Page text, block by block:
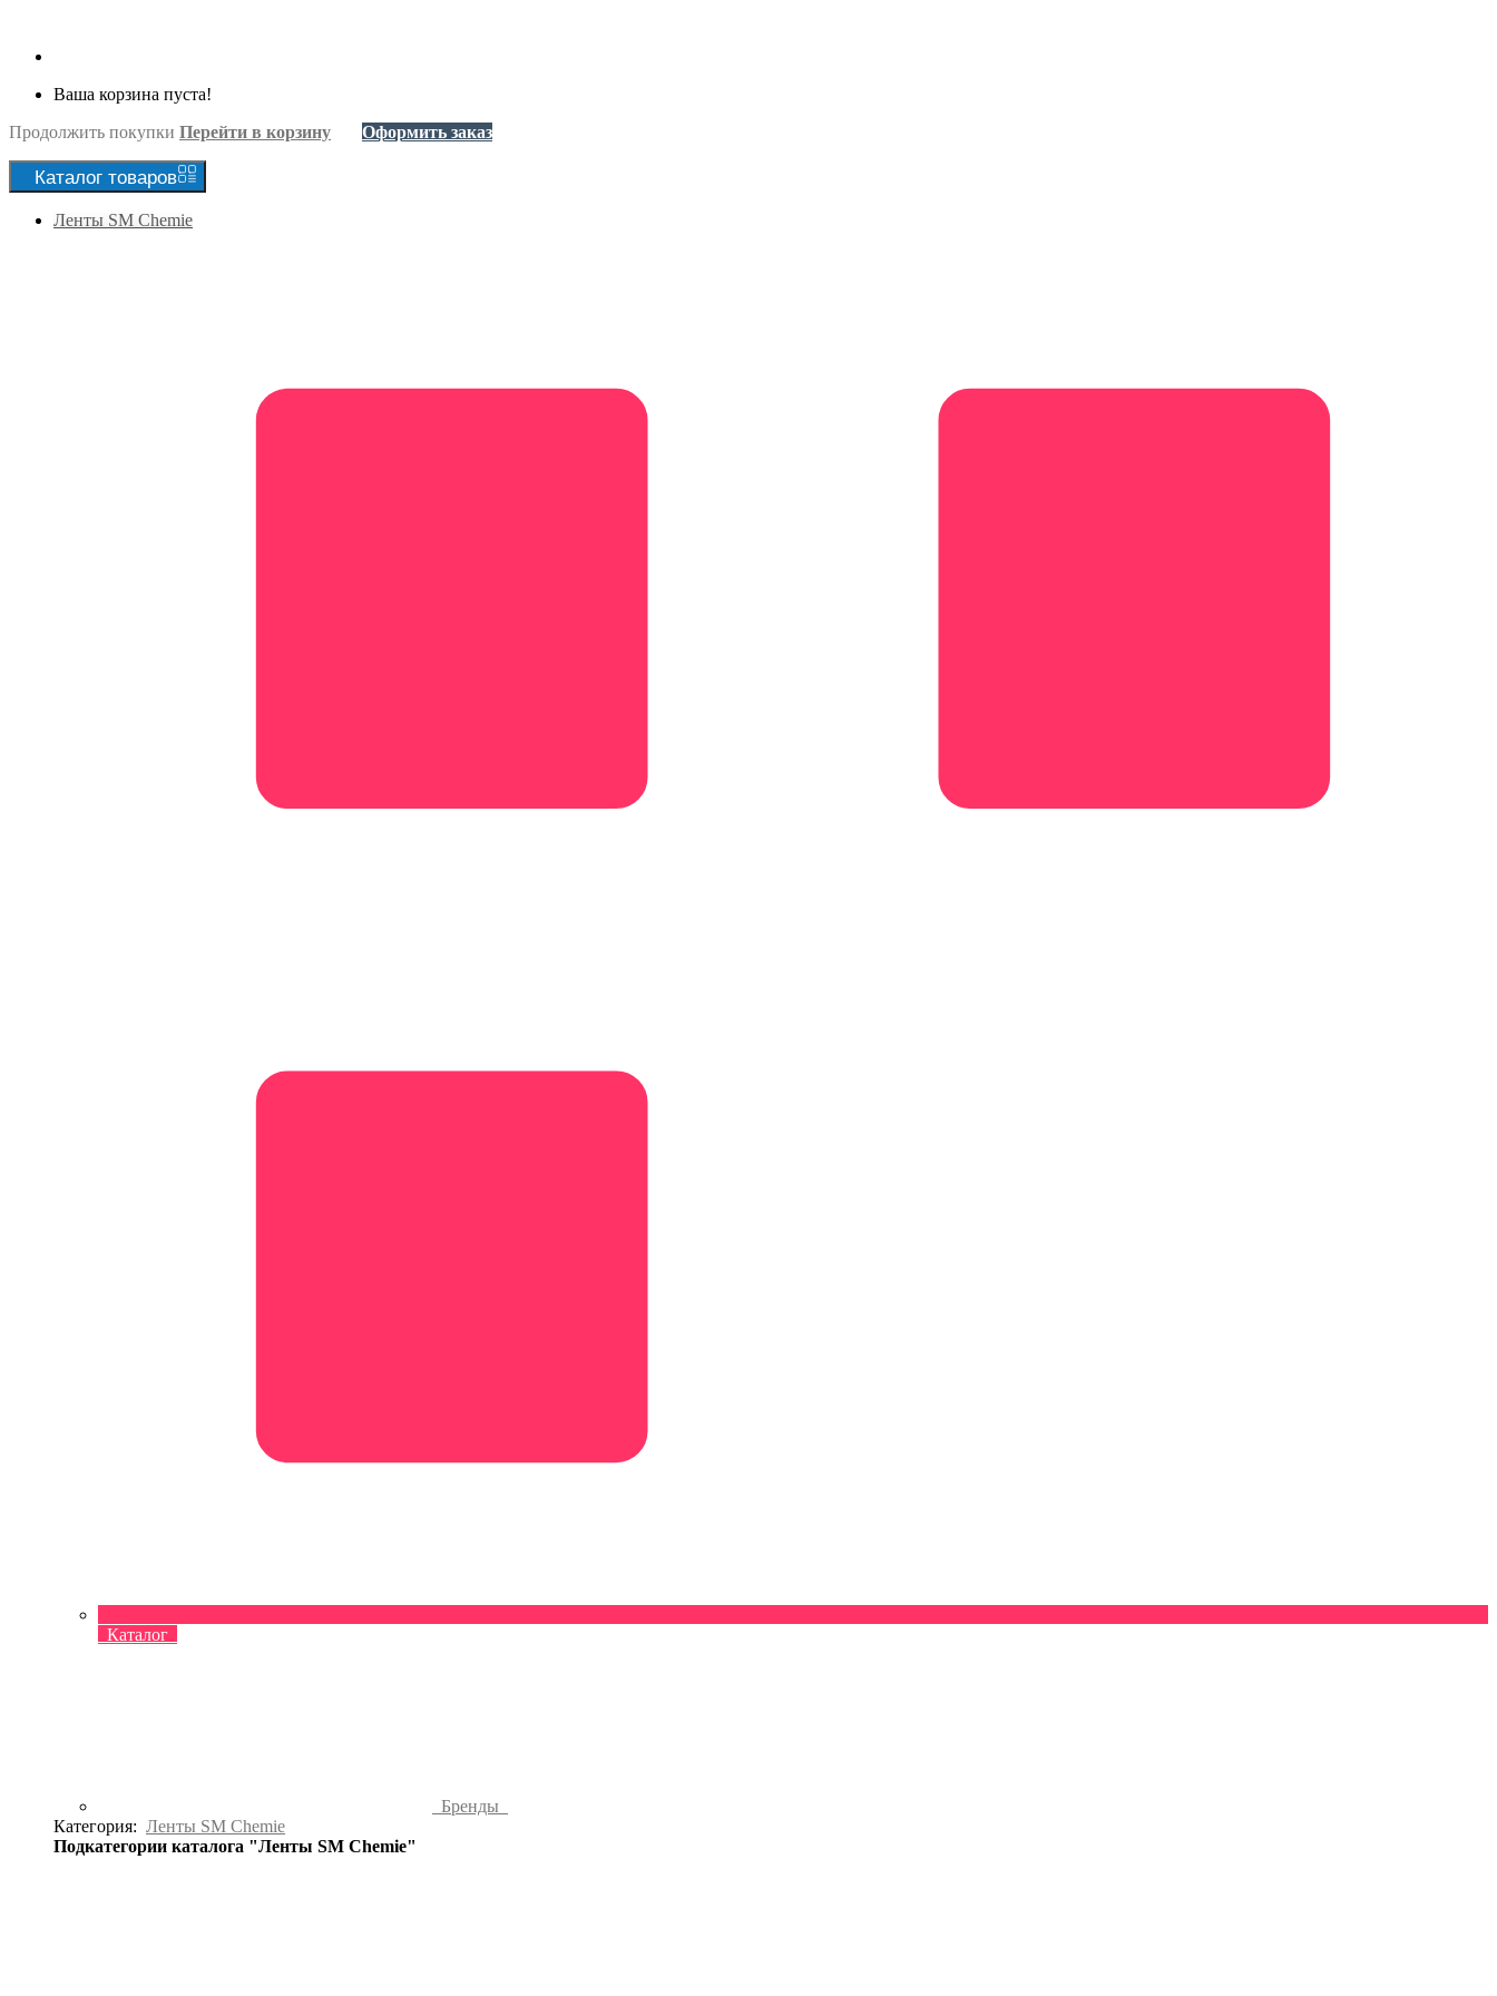
Ваша корзина пуста!
Продолжить покупки Перейти в корзину Оформить заказ
Каталог товаров
Ленты SM Chemie
Каталог
Бренды
Категория: Ленты SM Chemie
Подкатегории каталога "Ленты SM Chemie"